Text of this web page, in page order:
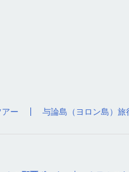
ー 与論島（ヨロン島）